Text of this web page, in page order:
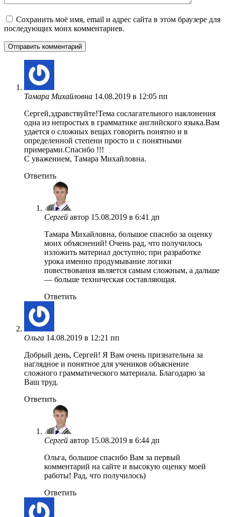
Сохранить моё имя, email и адрес сайта в этом браузере для
последующих моих комментариев.
Тамара Михайловна 14.08.2019 в 12:05 пп
Сергей,здравствуйте!Тема сослагательного наклонения
одна из непростых в грамматике английского языка.Вам
удается о сложных вещах говорить понятно и в
определенной степени просто и с понятными
примерами.Спасибо !!!
С уважением, Тамара Михайловна.
Ответить
Сергей автор 15.08.2019 в 6:41 дп
Тамара Михайловна, большое спасибо за оценку
моих объяснений! Очень рад, что получилось
изложить материал доступно; при разработке
урока именно продумывание логики
повествования является самым сложным, а дальше
— больше техническая составляющая.
Ответить
Ольга 14.08.2019 в 12:21 пп
Добрый день, Сергей! Я Вам очень признательна за
наглядное и понятное для учеников объяснение
сложного грамматического материала. Благодарю за
Ваш труд.
Ответить
Сергей автор 15.08.2019 в 6:44 дп
Ольга, большое спасибо Вам за первый
комментарий на сайте и высокую оценку моей
работы! Рад, что получилось)
Ответить